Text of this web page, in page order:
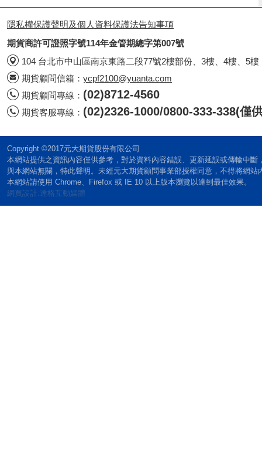
隱私權保護聲明及個人資料保護法告知事項
期貨商許可證照字號114年金管期總字第007號
104 台北市中山區南京東路二段77號2樓部份、3樓、4樓、5樓
期貨顧問信箱： ycpf2100@yuanta.com
期貨顧問專線： (02)8712-4560
期貨客服專線： (02)2326-1000/0800-333-338(僅
Copyright ©2017元大期貨股份有限公司
本網站提供之資訊內容僅供參考，對於資料內容錯誤、更新延誤或傳輸中
與本網站無關，特此聲明。未經元大期貨顧問事業部授權同意，不得將網站
本網站請使用 Chrome、Firefox 或 IE 10 以上版本瀏覽以達到最佳效果。
網頁設計:達格互動媒體